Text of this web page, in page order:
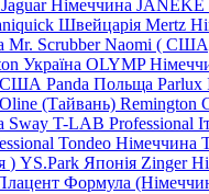
Jaguar Німеччина JANEKE
Швейцарія Mertz
Mr. Scrubber Naomi (
Україна OLYMP
США Panda Польща Parlux
(Тайвань)
Sway T-LAB Professional
Tondeo Німеччина
) YS.Park Японія Zinger
Формула